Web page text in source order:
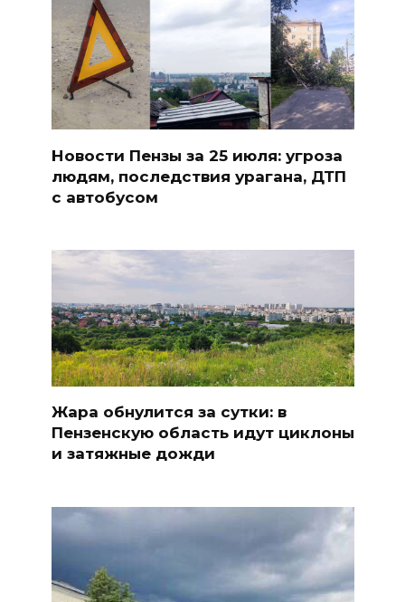
Новости Пензы за 25 июля: угроза
людям, последствия урагана, ДТП
с автобусом
Жара обнулится за сутки: в
Пензенскую область идут циклоны
и затяжные дожди